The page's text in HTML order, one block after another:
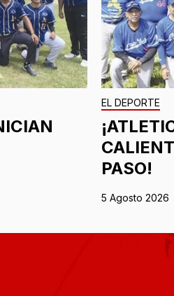
EL DEPORTE
PASO!
5 Agosto 2026